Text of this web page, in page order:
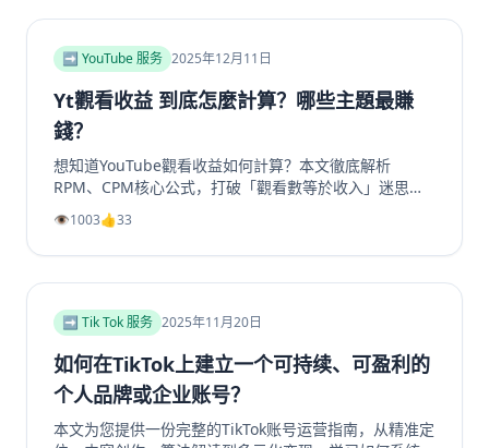
➡️ YouTube 服务 2025年12月11日
Yt觀看收益 到底怎麼計算？哪些主題最賺
錢？
想知道YouTube觀看收益如何計算？本文徹底解析
RPM、CPM核心公式，打破「觀看數等於收入」迷思。
深入剖析2025年最具「錢」景的五大內容主題，如金融
投資、科技評測為何CPM最高。更提供超越廣告的多元
變現策略，從頻道會員到品牌合作一次掌握。無論是新手
即了解如何提升你的YouTube视频收益！
👁️1003👍33
➡️ Tik Tok 服务 2025年11月20日
如何在TikTok上建立一个可持续、可盈利的
个人品牌或企业账号？
本文为您提供一份完整的TikTok账号运营指南，从精准定